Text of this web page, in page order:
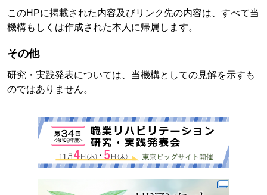
このHPに掲載された内容及びリンク先の内容は、すべて当
機構もしくは作成された本人に帰属します。
その他
研究・実践発表については、当機構としての見解を示すも
のではありません。